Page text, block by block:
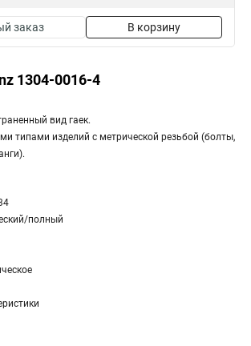
заказ В корзину
1304-0016-4
вид гаек.
типами изделий с метрической резьбой (болты,
полный